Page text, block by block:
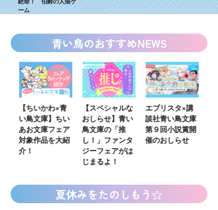
ーム
青い鳥のおすすめNEWS
【ちいかわ×青
い鳥文庫】ちい
あお文庫フェア
対象作品を大紹
介！
【スペシャルな
おしらせ】青い
鳥文庫の「推
し！」ファンタ
ジーフェアがは
じまるよ！
エブリスタ×講
談社青い鳥文庫
第９回小説賞開
催のおしらせ
夏休みをたのしもう☆